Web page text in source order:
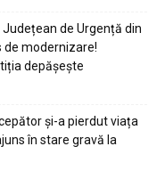
de Urgență din
de modernizare!
depășește
și-a pierdut viața
în stare gravă la